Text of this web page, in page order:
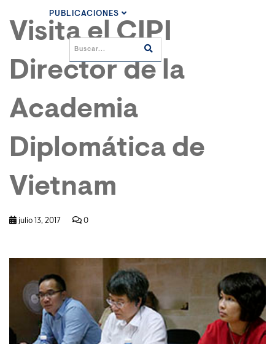
PUBLICACIONES
Visita el CIPI
Director de la
Academia
Diplomática de
Vietnam
julio 13, 2017 0